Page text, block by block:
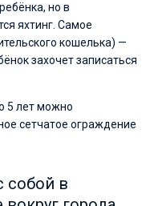
но в
яхтинг. Самое
кошелька) —
захочет записаться
5 лет можно
сетчатое ограждение
собой в